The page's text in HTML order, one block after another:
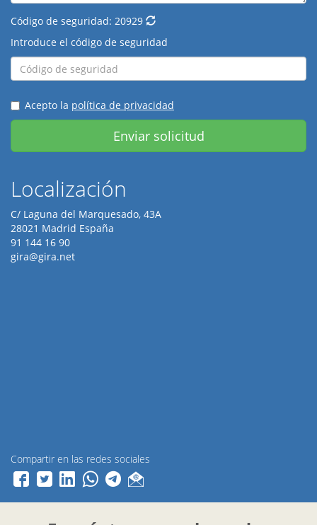
Código de seguridad: 20929
Introduce el código de seguridad
Acepto la política de privacidad
Enviar solicitud
Localización
C/ Laguna del Marquesado, 43A
28021 Madrid España
91 144 16 90
gira@gira.net
Compartir en las redes sociales